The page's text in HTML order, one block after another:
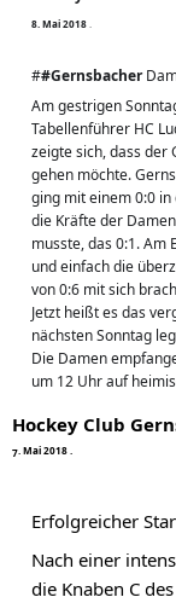
8 Mai2018·
##Gernsbacher
Am gestrigen
Tabellenführer HC
zeigte sich, dass der
gehen möchte.
ging mit einem 0:0
die Kräfte der
musste, das 0:1. Am
und einfach die
von 0:6 mit sich
Jetzt heißt es das
nächsten Sonntag
Die Damen
um 12 Uhr auf
Hockey Club
7 Mai2018·
Erfolgreicher
Nach einer
die Knaben C